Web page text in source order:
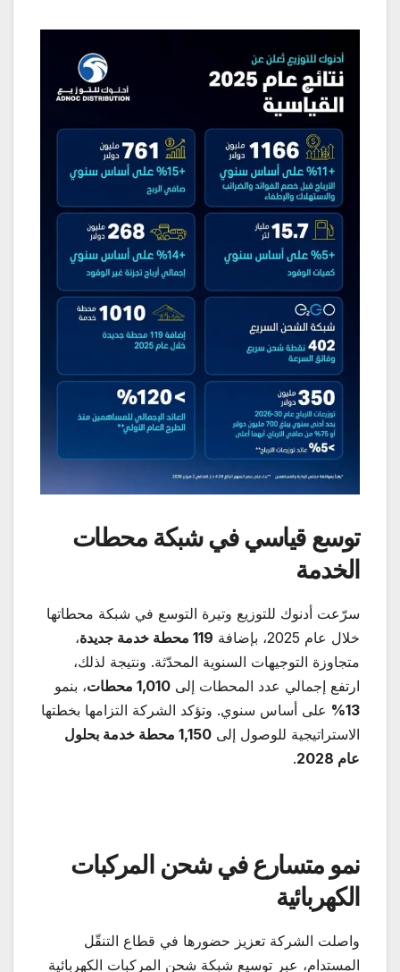
توسع قياسي في شبكة محطات
الخدمة
سرّعت أدنوك للتوزيع وتيرة التوسع في شبكة محطاتها
خلال عام 2025، بإضافة
119 محطة خدمة جديدة،
متجاوزة التوجيهات السنوية المحدّثة. ونتيجة لذلك،
ارتفع إجمالي عدد المحطات إلى 1,010 محطات، بنمو
13%
على أساس سنوي. وتؤكد الشركة التزامها بخطتها
الاستراتيجية للوصول إلى 1,150 محطة خدمة بحلول
عام 2028
.
نمو متسارع في شحن المركبات
الكهربائية
واصلت الشركة تعزيز حضورها في قطاع التنقّل
المستدام، عبر توسيع شبكة شحن المركبات الكهربائية